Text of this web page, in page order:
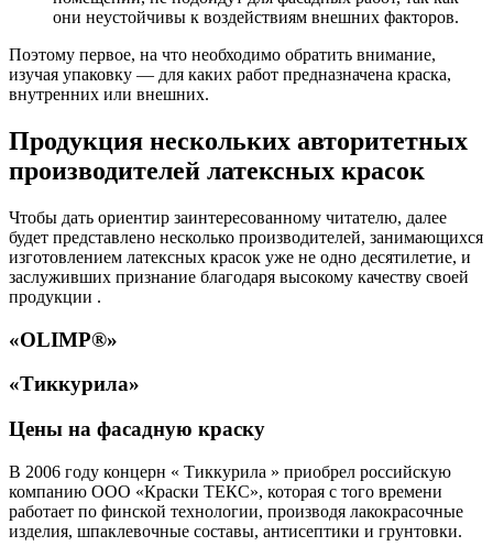
они неустойчивы к воздействиям внешних факторов.
Поэтому первое, на что необходимо обратить внимание,
изучая упаковку — для каких работ предназначена краска,
внутренних или внешних.
Продукция нескольких авторитетных
производителей латексных красок
Чтобы дать ориентир заинтересованному читателю, далее
будет представлено несколько производителей, занимающихся
изготовлением латексных красок уже не одно десятилетие, и
заслуживших признание благодаря высокому качеству своей
продукции .
«OLIMP®»
«Тиккурила»
Цены на фасадную краску
В 2006 году концерн « Тиккурила » приобрел российскую
компанию ООО «Краски ТЕКС», которая с того времени
работает по финской технологии, производя лакокрасочные
изделия, шпаклевочные составы, антисептики и грунтовки.